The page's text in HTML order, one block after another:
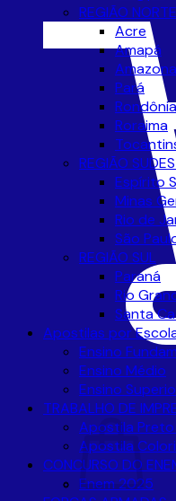
REGIÃO NORTE
Acre
Amapá
Pará
Rondônia
Roraima
REGIÃO
Espírito
Minas
Rio de
São
REGIÃO SUL
Paraná
Rio
Santa
Apostilas por
Ensino
Ensino Médio
Ensino
TRABALHO DE
Apostila
Apostila
CONCURSO DO
Enem 2025